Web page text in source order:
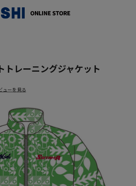
トレーニングジャケット
ューを見る